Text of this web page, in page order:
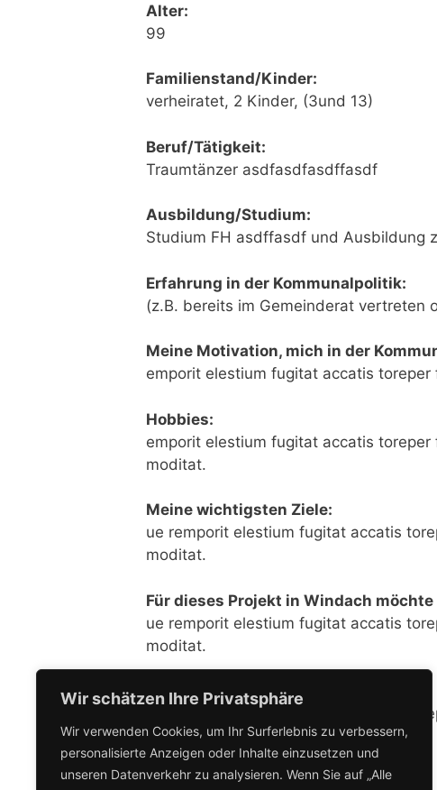
Wir schätzen Ihre Privatsphäre
Wir verwenden Cookies, um Ihr Surferlebnis zu verbessern,
personalisierte Anzeigen oder Inhalte einzusetzen und
unseren Datenverkehr zu analysieren. Wenn Sie auf „Alle
Alter:
99
Familienstand/Kinder:
verheiratet, 2 Kinder, (3und 13)
Beruf/Tätigkeit:
Traumtänzer asdfasdfasdffasdf
Ausbildung/Studium:
Studium FH asdffasdf und Ausbildung
Erfahrung in der Kommunalpolitik:
(z.B. bereits im Gemeinderat vertreten
Meine Motivation, mich in der
emporit elestium fugitat accatis
Hobbies:
emporit elestium fugitat accatis
moditat.
Meine wichtigsten Ziele:
ue remporit elestium fugitat accatis
moditat.
Für dieses Projekt in Windach
ue remporit elestium fugitat accatis
moditat.
Ich bin geeignet, weil…
ue remporit elestium fugitat accatis
moditat.
Mein persönliches Statement?